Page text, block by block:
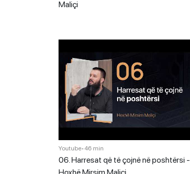
Maliçi
Youtube• 46 min
06. Harresat që të çojnë në poshtërsi -